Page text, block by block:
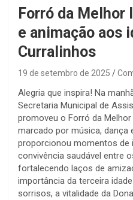
Forró da Melhor
e animação aos
Curralinhos
19 de setembro de 2025
Alegria que inspira! Na
Secretaria Municipal de
promoveu o Forró da
marcado por música, dança
proporcionou momentos de
convivência saudável entre
fortalecendo laços de
importância da terceira
sorrisos, a vitalidade da